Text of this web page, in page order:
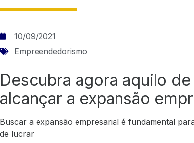
10/09/2021
Empreendedorismo
Descubra agora aquilo
alcançar a expansão
Buscar a expansão empresarial é fundamental
de lucrar